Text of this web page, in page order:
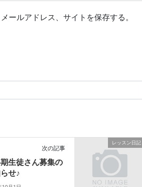
ールアドレス、サイトを保存する。
レッスン日記
次の記事
生徒さん募集の
せ♪